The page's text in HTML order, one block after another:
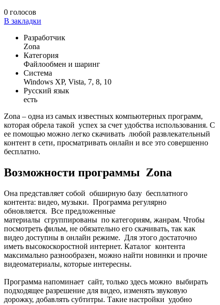
0 голосов
В закладки
Разработчик
Zona
Категория
Файлообмен и шаринг
Система
Windows XP, Vista, 7, 8, 10
Русский язык
есть
Zona – одна из самых известных компьютерных программ,
которая обрела такой успех за счет удобства использования. С
ее помощью можно легко скачивать любой развлекательный
контент в сети, просматривать онлайн и все это совершенно
бесплатно.
Возможности программы Zona
Она представляет собой обширную базу бесплатного
контента: видео, музыки. Программа регулярно
обновляется. Все предложенные
материалы сгруппированы по категориям, жанрам. Чтобы
посмотреть фильм, не обязательно его скачивать, так как
видео доступны в онлайн режиме. Для этого достаточно
иметь высокоскоростной интернет. Каталог контента
максимально разнообразен, можно найти новинки и прочие
видеоматериалы, которые интересны.
Программа напоминает сайт, только здесь можно выбирать
подходящее разрешение для видео, изменять звуковую
дорожку, добавлять субтитры. Такие настройки удобно